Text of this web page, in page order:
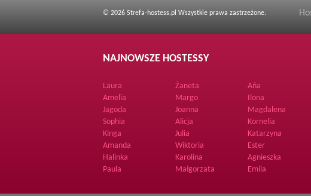
© 2026 Strefa-hostess.pl Wszystkie prawa zastrzeżone.
NAJNOWSZE HOSTESSY
Laura Żaneta Ańa
Amelia
Margo Ilona
Jagoda
Joanna Magdalena
Sophia
Alicja Kornelia
Kinga
Julia Katarzyna
Amanda
Wiktoria Ester
Halinka
Karolina Agnieszka
Paula
Małgorzata Emila